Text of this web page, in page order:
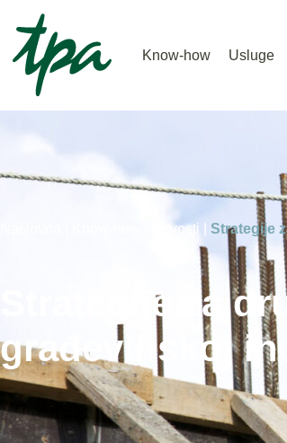
Know-how Usluge
Novosti | Strategije
Strategije za
građevinskoj